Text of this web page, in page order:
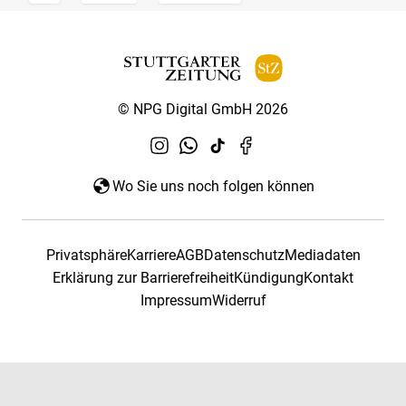
© NPG Digital GmbH 2026
Wo Sie uns noch folgen können
PrivatsphäreKarriereAGBDatenschutzMediadaten
Erklärung zur BarrierefreiheitKündigungKontakt
ImpressumWiderruf